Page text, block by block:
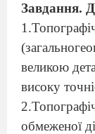
Завдання.
великою
високу
обмеженої